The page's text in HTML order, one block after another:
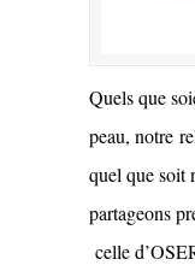
Quels que
peau, notre
quel que soit
partageons
celle